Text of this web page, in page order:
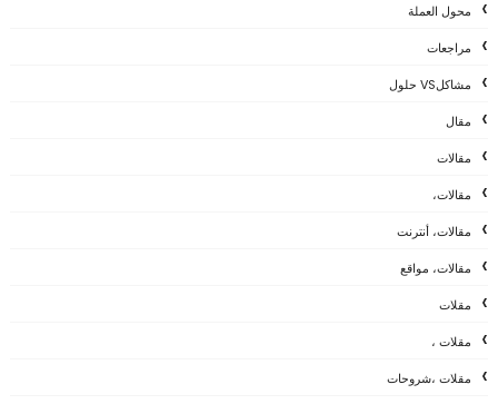
محول العملة
مراجعات
مشاكلVS حلول
مقال
مقالات
مقالات،
مقالات، أنترنت
مقالات، مواقع
مقلات
مقلات ،
مقلات ،شروحات